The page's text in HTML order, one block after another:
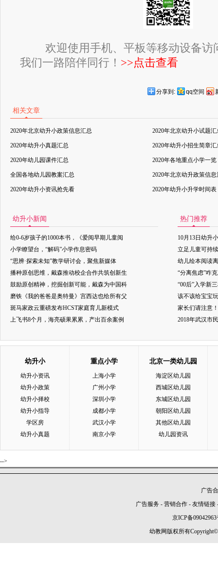
欢迎使用手机、平板等移动设备访
我们一路陪伴同行！ >>点击查看
分享到: qq空间
相关文章
2020年北京幼升小政策信息汇总 2020年北京幼升小试题汇
2020年幼升小真题汇总 2020年幼升小招生简章汇
2020年幼儿园课件汇总 2020年各地重点小学一览
全国各地幼儿园教案汇总 2020年北京幼升政策信息
2020年幼升小资讯抢先看 2020年幼升小升学时间表
幼升小新闻
给0-6岁孩子的1000本书，《爱阅早期儿童阅
小学瞭望台，“解码”小学作息密码
“思辨·探索未知”教学研讨会，聚焦新媒体
播种原创思维，戴森推动校企合作共筑创新生
鼓励原创精神，挖掘创新可能，戴森为中国科
磨铁《我的爸爸是奥特曼》宫西达也给所有父
斑马家政云重磅发布HCST家庭育儿新模式
上飞书8个月，海亮硕果累累，产出百余案例
热门推荐
10月13日幼升
立足儿童可持
幼儿绘本阅读
“分离焦虑”咋
“00后”入学新
该不该给宝宝
家长们请注意
2018年武汉市
幼升小
幼升小资讯
幼升小政策
幼升小择校
幼升小指导
学区房
幼升小真题
重点小学
上海小学
广州小学
深圳小学
成都小学
武汉小学
南京小学
北京一类幼儿园
海淀区幼儿园
西城区幼儿园
东城区幼儿园
朝阳区幼儿园
其他区幼儿园
幼儿园资讯
-->
广告
广告服务 - 营销合作 - 友情链接
京ICP备09042963
幼教网版权所有